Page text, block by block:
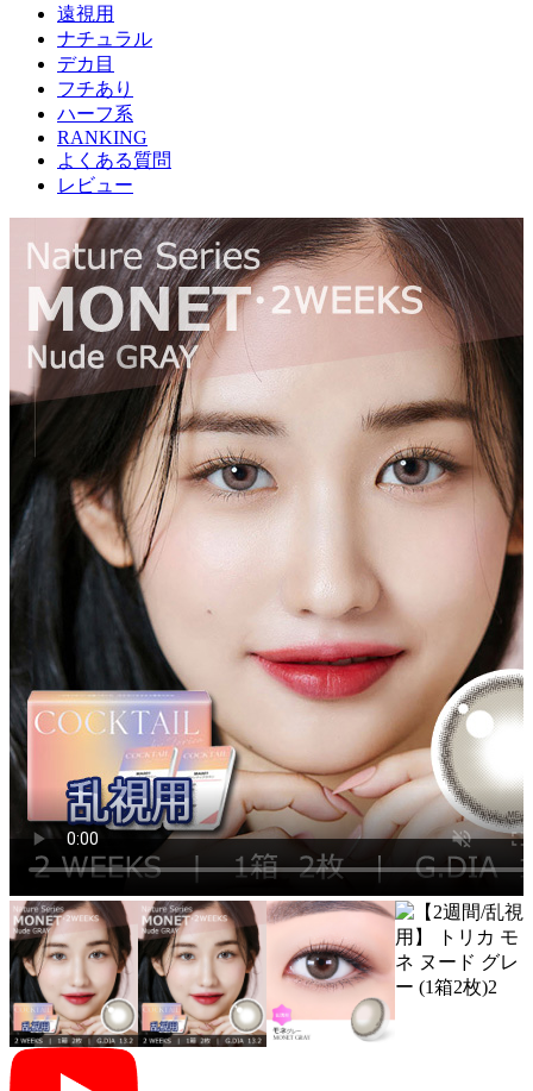
遠視用
ナチュラル
デカ目
フチあり
ハーフ系
RANKING
よくある質問
レビュー